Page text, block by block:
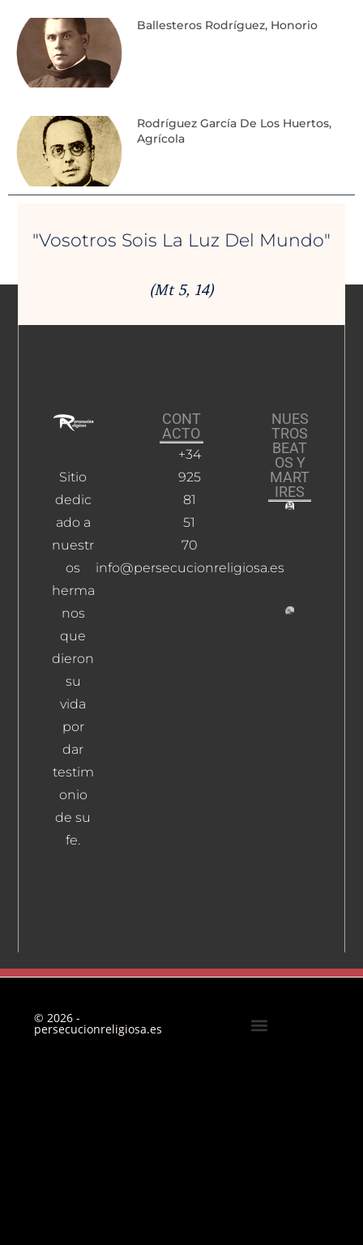
Ballesteros Rodríguez, Honorio
Rodríguez García De Los Huertos,
Agrícola
"Vosotros Sois La Luz Del Mundo"
(Mt 5, 14)
Sitio
dedic
ado a
nuestr
os
herma
nos
que
dieron
su
vida
por
dar
testim
onio
de su
fe.
CONT
ACTO
+34
925
81
51
70
info@persecucionreligiosa.es
NUES
TROS
BEAT
OS Y
MART
IRES
© 2026 -
persecucionreligiosa.es